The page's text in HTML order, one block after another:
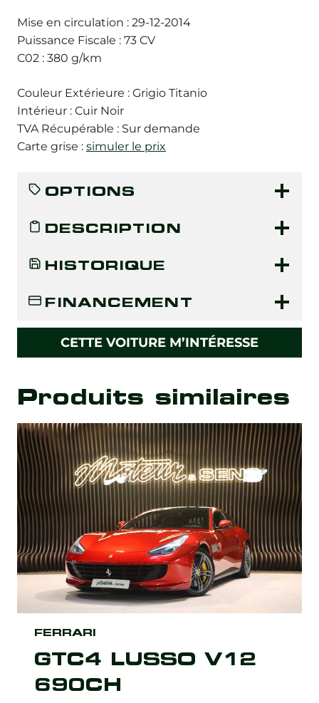
Mise en circulation : 29-12-2014
Puissance Fiscale : 73 CV
C02 : 380 g/km
Couleur Extérieure : Grigio Titanio
Intérieur : Cuir Noir
TVA Récupérable : Sur demande
Carte grise : simuler le prix
OPTIONS
DESCRIPTION
HISTORIQUE
FINANCEMENT
CETTE VOITURE M’INTÉRESSE
Produits similaires
GTC4 LUSSO V12
690CH
FERRARI